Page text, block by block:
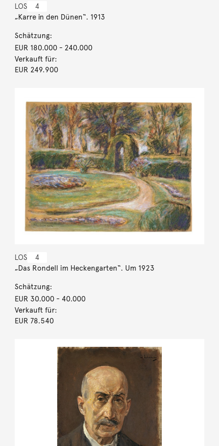
LOS 4
„Karre in den Dünen“. 1913
Schätzung:
EUR 180.000- 240.000
Verkauft für:
EUR 249.900
LOS 4
„Das Rondell im Heckengarten“. Um 1923
Schätzung:
EUR 30.000- 40.000
Verkauft für:
EUR 78.540